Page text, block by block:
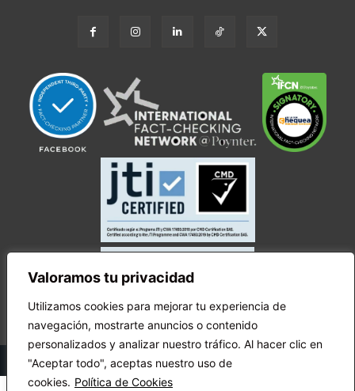
Valoramos tu privacidad
Utilizamos cookies para mejorar tu experiencia de
navegación, mostrarte anuncios o contenido
personalizados y analizar nuestro tráfico. Al hacer clic en
"Aceptar todo", aceptas nuestro uso de
cookies. Política de Cookies
© Copyright Ecuador Chequea 2025.